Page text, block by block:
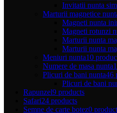
Invitatii nunta
Marturii magnetice
Magneti nunta
Magneti rotunzi
Marturii nunta
Marturii nunta
Meniuri nunta10
Numere de masa nunta
Plicuri de bani nunta46
Plicuri de bani
Rapunzel9 products
Safari24 products
Semne de carte botez0